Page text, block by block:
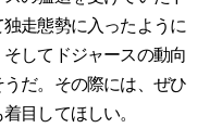
走態勢に入ったように
してドジャースの動向
だ。その際には、ぜひ
目してほしい。